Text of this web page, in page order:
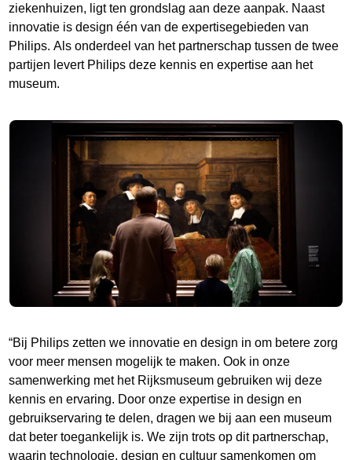
ziekenhuizen, ligt ten grondslag aan deze aanpak. Naast
innovatie is design één van de expertisegebieden van
Philips. Als onderdeel van het partnerschap tussen de twee
partijen levert Philips deze kennis en expertise aan het
museum.
“Bij Philips zetten we innovatie en design in om betere zorg
voor meer mensen mogelijk te maken. Ook in onze
samenwerking met het Rijksmuseum gebruiken wij deze
kennis en ervaring. Door onze expertise in design en
gebruikservaring te delen, dragen we bij aan een museum
dat beter toegankelijk is. We zijn trots op dit partnerschap,
waarin technologie, design en cultuur samenkomen om